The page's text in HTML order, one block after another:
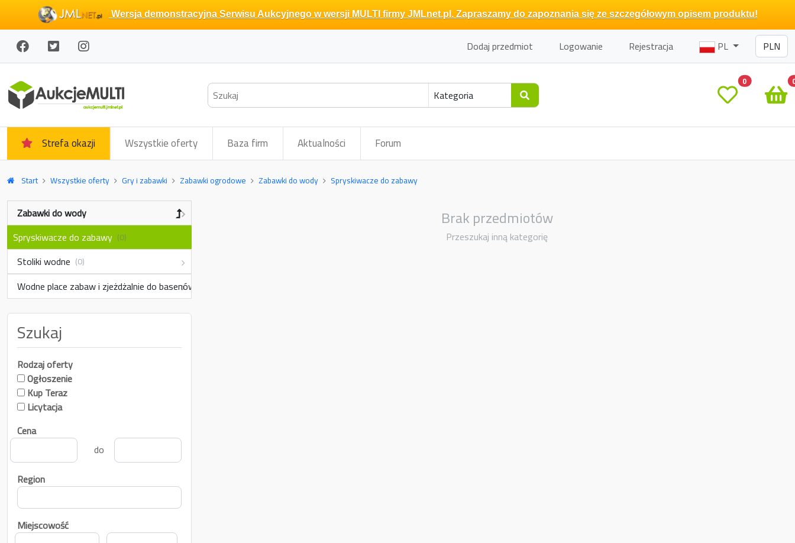
Wersja demonstracyjna Serwisu Aukcyjnego w wersji MULTI firmy JMLnet.pl. Zapraszamy do zapoznania się ze szczegółowym opisem produktu!
Dodaj przedmiot Logowanie Rejestracja PL
0
Strefa okazji Wszystkie oferty Baza firm Aktualności Forum
Start Wszystkie oferty Gry i zabawki Zabawki ogrodowe Zabawki do wody Spryskiwacze do zabawy
Zabawki do wody
Spryskiwacze do zabawy (0)
Stoliki wodne (0)
Wodne place zabaw i zjeżdżalnie do basenów ogrodowych
Szukaj
Rodzaj oferty
Ogłoszenie
Kup Teraz
Licytacja
Cena
do
Region
Miejscowość
Brak przedmiotów
Przeszukaj inną kategorię